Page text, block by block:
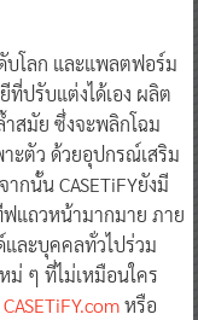
บโลก และแพลตฟอร์ม
ปรับแต่งได้เอง ผลิต
สมัย ซึ่งจะพลิกโฉม
ะตัว ด้วยอุปกรณ์เสริม
กนั้น CASETiFYยังมี
แถวหน้ามากมาย ภาย
และบุคคลทั่วไปร่วม
ม่ ๆ ที่ไม่เหมือนใคร
CASETiFY.comหรือ